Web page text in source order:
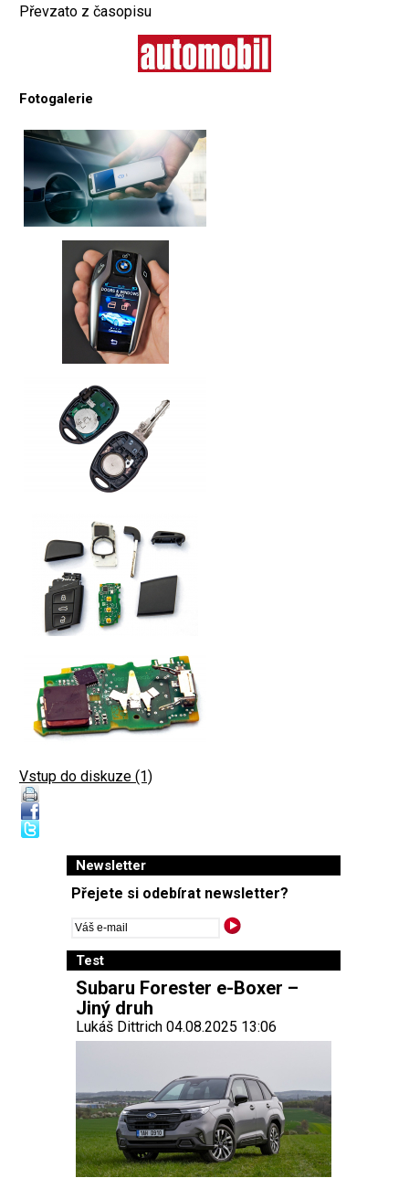
Převzato z časopisu
Fotogalerie
Vstup do diskuze (1)
Newsletter
Přejete si odebírat newsletter?
Test
Subaru Forester e-Boxer –
Jiný druh
Lukáš Dittrich 04.08.2025 13:06